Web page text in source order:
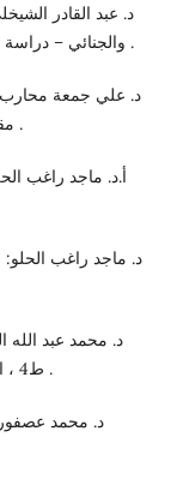
والجنائي – دراسة مقارنة" ، ط1 ، دار الفرقان ، عمان ، الاردن ، 1983 .
مقارنة، دار المطبوعات الجامعية، الإسكندرية، 2004 .
ط4 ، المركز القومي للبحوث والدراسات العلمية ، 2002 .